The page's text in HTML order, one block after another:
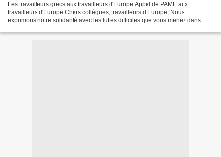
Les travailleurs grecs aux travailleurs d'Europe Appel de PAME aux
travailleurs d'Europe Chers collègues, travailleurs d’Europe, Nous
exprimons notre solidarité avec les luttes difficiles que vous menez dans